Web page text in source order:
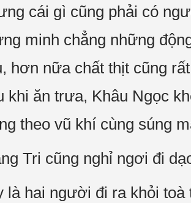
cái gì cũng phải có
minh chẳng những
hơn nữa chất thịt cũng
khi ăn trưa, Khâu Ngọc
theo vũ khí cùng súng
Tri cũng nghỉ ngơi đi
là hai người đi ra khỏi toà